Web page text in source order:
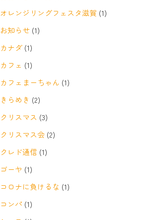
オレンジリングフェスタ滋賀 (1)
お知らせ (1)
カナダ (1)
カフェ (1)
カフェまーちゃん (1)
きらめき (2)
クリスマス (3)
クリスマス会 (2)
クレド通信 (1)
ゴーヤ (1)
コロナに負けるな (1)
コンパ (1)